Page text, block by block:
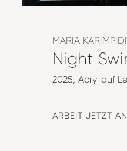
MARIA
Night
2025 Acryl auf
ARBEIT JETZT